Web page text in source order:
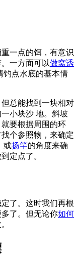
一点的饵，有意识
一方面可以做窝诱
钓点水底的基本情
总能找到一块相对
小块沙 地。斜坡
要根据周围的环
个参照物，来确定
或扬竿的角度来确
定点了。
了。这时我们再根
多了。但无论你如何